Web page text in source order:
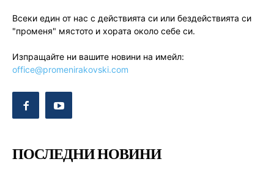
Всеки един от нас с действията си или бездействията си
"променя" мястото и хората около себе си.
Изпращайте ни вашите новини на имейл:
office@promenirakovski.com
ПОСЛЕДНИ НОВИНИ